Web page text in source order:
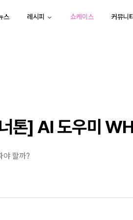
스 레시피 쇼케이스 커뮤니티
톤] AI 도우미
야 할까?